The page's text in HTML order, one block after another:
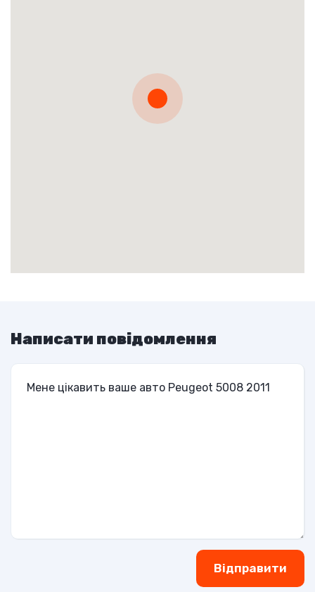
Написати повідомлення
Відправити